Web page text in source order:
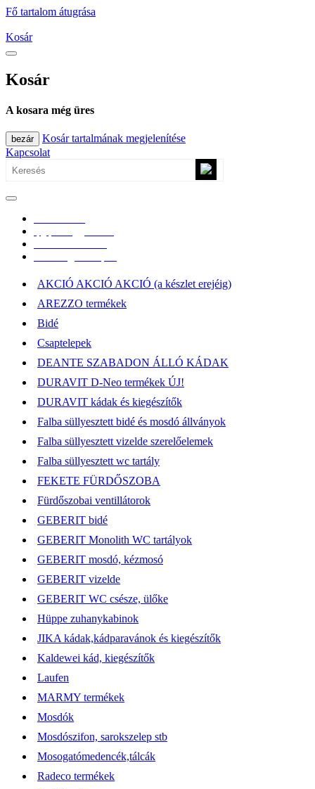
Fő tartalom átugrása
Kosár
Kosár
A kosara még üres
bezár
Kosár tartalmának megjelenítése
Kapcsolat
AKCIÓ AKCIÓ AKCIÓ (a készlet erejéig)
AREZZO termékek
Bidé
Csaptelepek
DEANTE SZABADON ÁLLÓ KÁDAK
DURAVIT D-Neo termékek ÚJ!
DURAVIT kádak és kiegészítők
Falba süllyesztett bidé és mosdó állványok
Falba süllyesztett vizelde szerelőelemek
Falba süllyesztett wc tartály
FEKETE FÜRDŐSZOBA
Fürdőszobai ventillátorok
GEBERIT bidé
GEBERIT Monolith WC tartályok
GEBERIT mosdó, kézmosó
GEBERIT vizelde
GEBERIT WC csésze, ülőke
Hüppe zuhanykabinok
JIKA kádak,kádparavánok és kiegészítők
Kaldewei kád, kiegészítők
Laufen
MARMY termékek
Mosdók
Mosdószifon, sarokszelep stb
Mosogatómedencék,tálcák
Radeco termékek